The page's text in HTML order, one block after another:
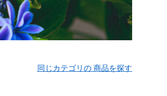
同じカテゴリの 商品を探す